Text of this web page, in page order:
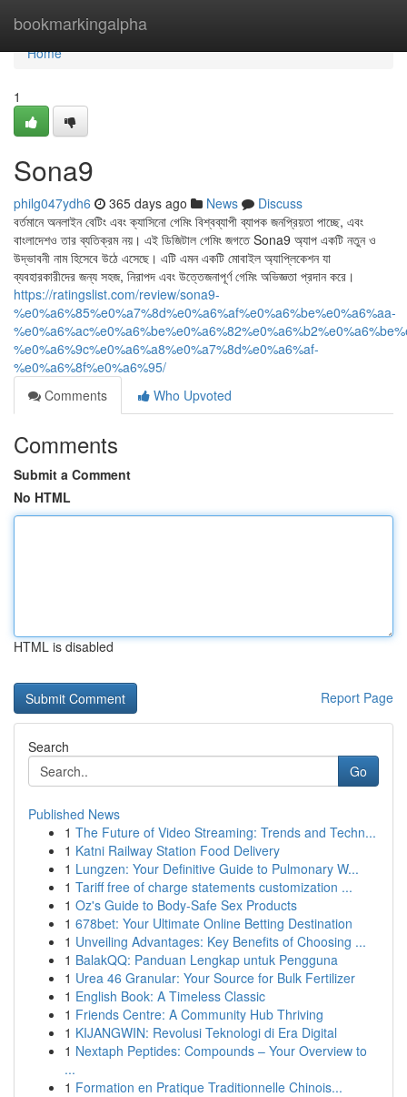
bookmarkingalpha
Home
Home
1
Sona9
philg047ydh6 365 days ago News
Discuss
বর্তমানে অনলাইন বেটিং এবং ক্যাসিনো গেমিং বিশ্বব্যাপী ব্যাপক জনপ্রিয়তা পাচ্ছে, এবং
বাংলাদেশও তার ব্যতিক্রম নয়। এই ডিজিটাল গেমিং জগতে Sona9 অ্যাপ একটি নতুন ও
উদ্ভাবনী নাম হিসেবে উঠে এসেছে। এটি এমন একটি মোবাইল অ্যাপ্লিকেশন যা
ব্যবহারকারীদের জন্য সহজ, নিরাপদ এবং উত্তেজনাপূর্ণ গেমিং অভিজ্ঞতা প্রদান করে।
https://ratingslist.com/review/sona9-
%e0%a6%85%e0%a7%8d%e0%a6%af%e0%a6%be%e0%a6%aa-
%e0%a6%9c%e0%a6%a8%e0%a7%8d%e0%a6%af-
%e0%a6%8f%e0%a6%95/
Comments
Who Upvoted
Comments
Submit a Comment
No HTML
HTML is disabled
Report Page
Search
Go
Published News
1 The Future of Video Streaming: Trends and Techn...
1 Katni Railway Station Food Delivery
1 Lungzen: Your Definitive Guide to Pulmonary W...
1 Tariff free of charge statements customization ...
1 Oz's Guide to Body-Safe Sex Products
1 678bet: Your Ultimate Online Betting Destination
1 Unveiling Advantages: Key Benefits of Choosing ...
1 BalakQQ: Panduan Lengkap untuk Pengguna
1 Urea 46 Granular: Your Source for Bulk Fertilizer
1 English Book: A Timeless Classic
1 Friends Centre: A Community Hub Thriving
1 KIJANGWIN: Revolusi Teknologi di Era Digital
1 Nextaph Peptides: Compounds – Your Overview to
...
1 Formation en Pratique Traditionnelle Chinois...